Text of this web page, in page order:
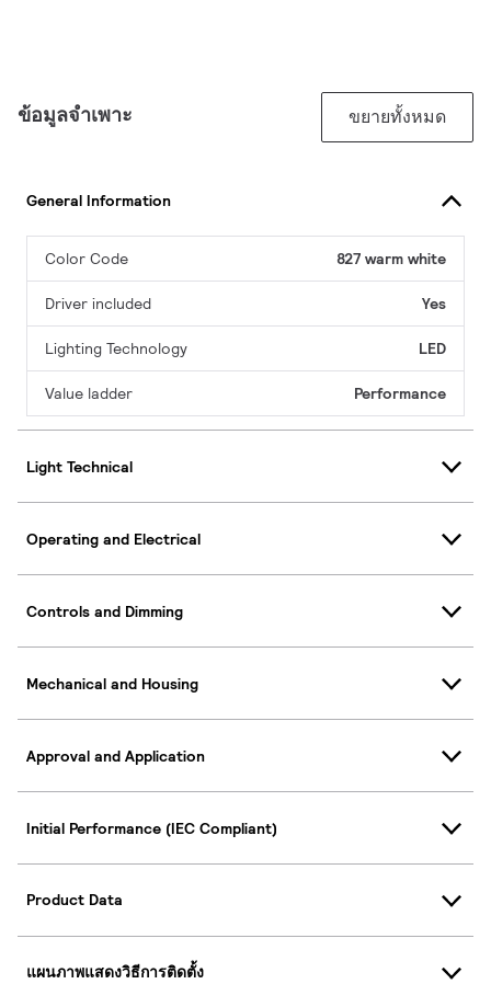
ข้อมูลจำเพาะ ขยายทั้งหมด
General Information
Color Code 827 warm white
Driver included Yes
Lighting Technology LED
Value ladder Performance
Light Technical
Operating and Electrical
Controls and Dimming
Mechanical and Housing
Approval and Application
Initial Performance (IEC Compliant)
Product Data
แผนภาพแสดงวิธีการติดตั้ง